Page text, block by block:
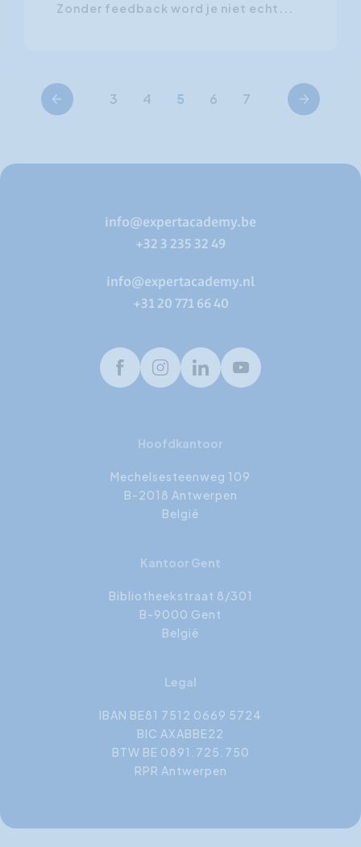
Zonder feedback word je niet echt...
Vorige 3 4 5 6 7 Volgende
info@expertacademy.be
+32 3 235 32 49
info@expertacademy.nl
+31 20 771 66 40
FacebookInstagramLinkedInYoutube
Hoofdkantoor
Mechelsesteenweg 109
B-2018 Antwerpen
België
Kantoor Gent
Bibliotheekstraat 8/301
B-9000 Gent
België
Legal
IBAN BE81 7512 0669 5724
BIC AXABBE22
BTW BE 0891.725.750
RPR Antwerpen